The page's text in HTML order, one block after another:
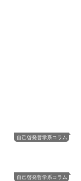
自己啓発哲学系コラム
自己啓発哲学系コラム